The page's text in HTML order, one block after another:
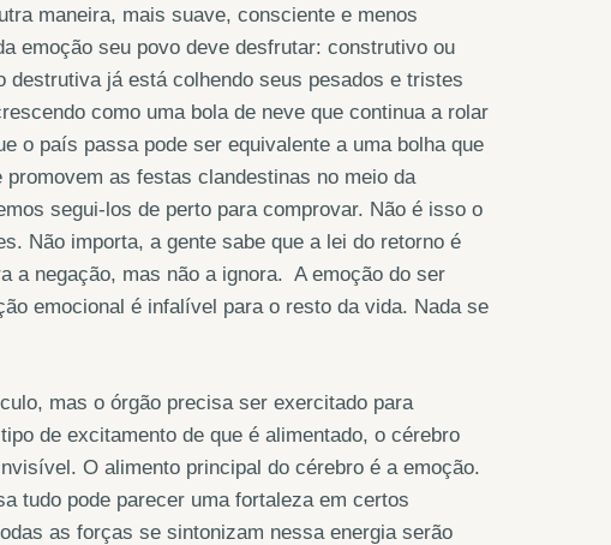
maneira, mais suave, consciente e menos
emoção seu povo deve desfrutar: construtivo ou
já está colhendo seus pesados e tristes
como uma bola de neve que continua a rolar
o país passa pode ser equivalente a uma bolha que
as festas clandestinas no meio da
segui-los de perto para comprovar. Não é isso o
Não importa, a gente sabe que a lei do retorno é
a negação, mas não a ignora. A emoção do ser
emocional é infalível para o resto da vida. Nada se
mas o órgão precisa ser exercitado para
de excitamento de que é alimentado, o cérebro
O alimento principal do cérebro é a emoção.
tudo pode parecer uma fortaleza em certos
as forças se sintonizam nessa energia serão